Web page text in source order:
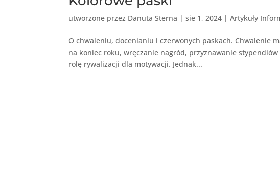
utworzone przez Danuta Sterna |sie 1, 2024 |Artykuły
O chwaleniu, docenianiu i czerwonych paskach. Chwalenie
na koniec roku, wręczanie nagród, przyznawanie
rolę rywalizacji dla motywacji. Jednak...